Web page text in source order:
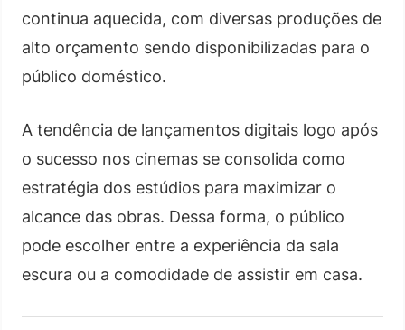
continua aquecida, com diversas produções de
alto orçamento sendo disponibilizadas para o
público doméstico.
A tendência de lançamentos digitais logo após
o sucesso nos cinemas se consolida como
estratégia dos estúdios para maximizar o
alcance das obras. Dessa forma, o público
pode escolher entre a experiência da sala
escura ou a comodidade de assistir em casa.